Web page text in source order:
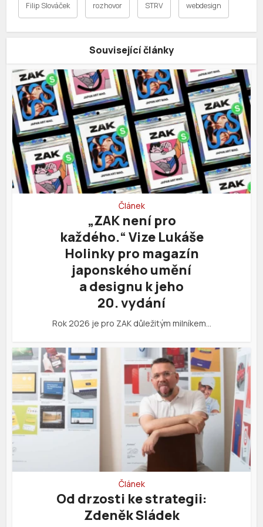
Filip Slováček rozhovor STRV webdesign
Související články
Článek
„ZAK není pro
každého.“ Vize Lukáše
Holinky pro magazín
japonského umění
a designu k jeho
20. vydání
Rok 2026 je pro ZAK důležitým milníkem…
Článek
Od drzosti ke strategii:
Zdeněk Sládek